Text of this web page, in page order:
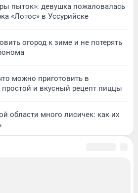
пыток»: девушка пожаловалась
«Лотос» в Уссурийске
огород к зиме и не потерять
можно приготовить в
и вкусный рецепт пиццы
области много лисичек: как их